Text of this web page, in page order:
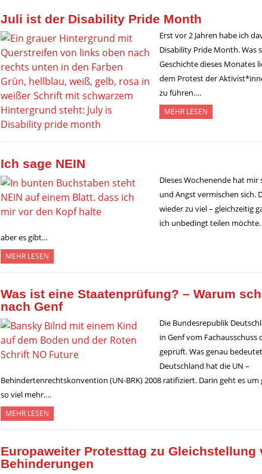
Juli ist der Disability Pride Month
Erst vor 2 Jahren habe ich
Disability Pride Month. Was
Geschichte dieses Monates
dem Protest der
zu führen….
MEHR LESEN
Ich sage NEIN
Dieses Wochenende hat
und Angst vermischen sich.
wieder zu viel – gleichzeitig
ich unbedingt teilen
aber es gibt…
MEHR LESEN
Was ist eine Staatenprüfung? – Warum
nach Genf
Die Bundesrepublik
in Genf vom
geprüft. Was genau
Deutschland hat die UN –
Behindertenrechtskonvention (UN-BRK) 2008 ratifiziert. Darin geht es
so viel mehr….
MEHR LESEN
Europaweiter Protesttag zu Gleichstellung
Behinderungen